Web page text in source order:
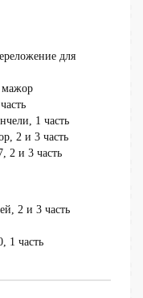
для
мажор
1 часть
2 и 3 часть
2 и 3 часть
2 и 3 часть
1 часть